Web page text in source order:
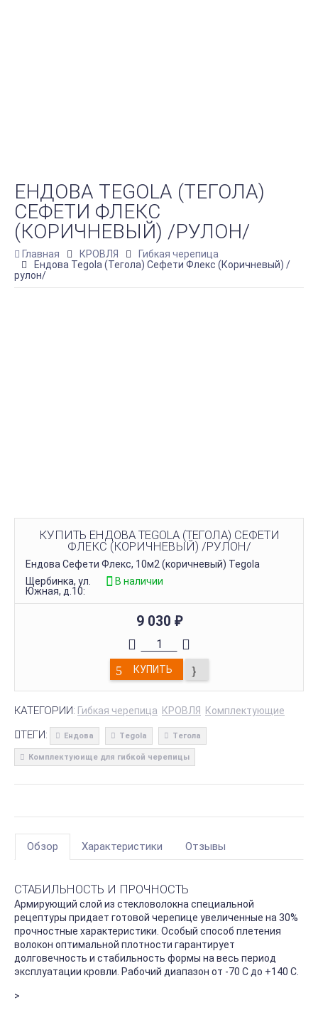
ЕНДОВА TEGOLA (ТЕГОЛА)
СЕФЕТИ ФЛЕКС
(КОРИЧНЕВЫЙ) /РУЛОН/
Главная КРОВЛЯ
Гибкая черепица
Ендова Tegola (Тегола) Сефети Флекс (Коричневый) /
рулон/
КУПИТЬ ЕНДОВА TEGOLA (ТЕГОЛА) СЕФЕТИ
ФЛЕКС (КОРИЧНЕВЫЙ) /РУЛОН/
Ендова Сефети Флекс, 10м2 (коричневый) Tegola
Щербинка, ул.
Южная, д.10:
В наличии
9 030 ₽
КУПИТЬ
КАТЕГОРИИ: Гибкая черепица КРОВЛЯ Комплектующие
ТЕГИ: Ендова Tegola Тегола
Комплектуюище для гибкой черепицы
Обзор Характеристики Отзывы
СТАБИЛЬНОСТЬ И ПРОЧНОСТЬ
Армирующий слой из стекловолокна специальной
рецептуры придает готовой черепице увеличенные на 30%
прочностные характеристики. Особый способ плетения
волокон оптимальной плотности гарантирует
долговечность и стабильность формы на весь период
эксплуатации кровли. Рабочий диапазон от -70 С до +140 С.
>